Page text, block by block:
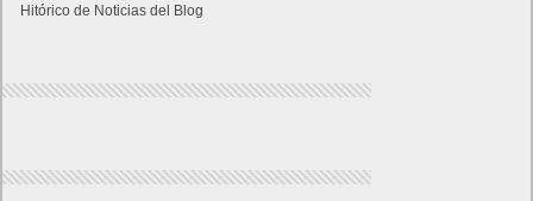
Hitórico de Noticias del Blog